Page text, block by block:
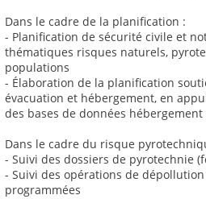
Dans le cadre de la planification :
- Planification de sécurité civile et
thématiques risques naturels,
populations
- Élaboration de la planification
évacuation et hébergement, en
des bases de données hébergement
Dans le cadre du risque
- Suivi des dossiers de pyrotechnie
- Suivi des opérations de
programmées